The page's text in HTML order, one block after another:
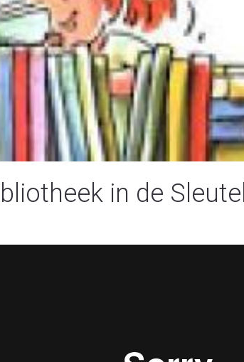
in de Sleutel